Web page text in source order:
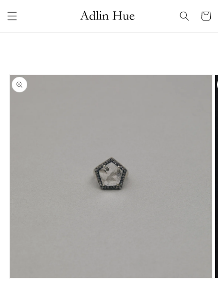
ンツに
進む
ー
商品情
報にス
キップ